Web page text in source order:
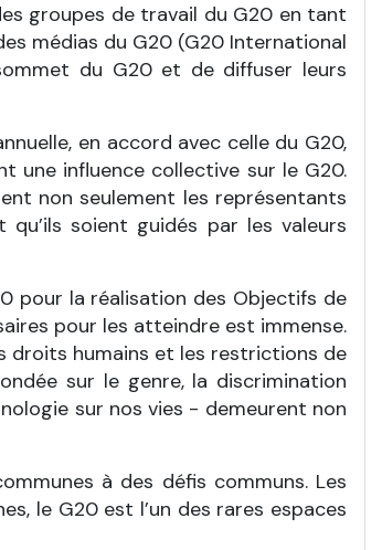
groupes de travail du G20 en tant
médias du G20 (G20 International
du G20 et de diffuser leurs
en accord avec celle du G20,
une influence collective sur le G20.
non seulement les représentants
soient guidés par les valeurs
pour la réalisation des Objectifs de
pour les atteindre est immense.
droits humains et les restrictions de
sur le genre, la discrimination
sur nos vies - demeurent non
à des défis communs. Les
le G20 est l’un des rares espaces